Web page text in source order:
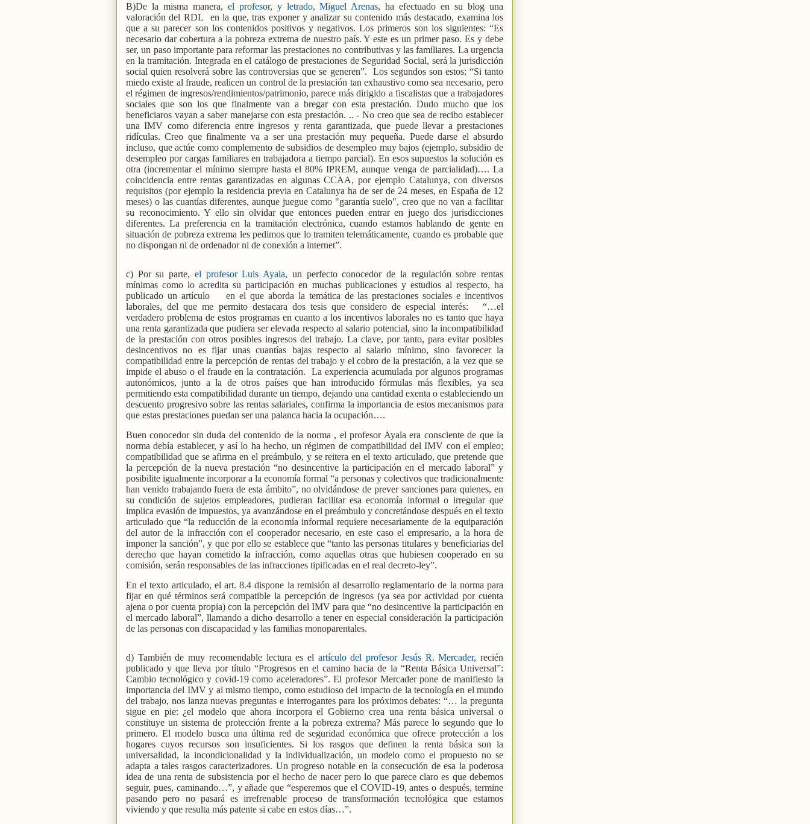
B)De la misma manera, el profesor, y letrado, Miguel Arenas, ha efectuado en su blog una
valoración del RDL
en la que, tras exponer y analizar su contenido más destacado, examina los
que a su parecer son los contenidos positivos y negativos. Los primeros son los siguientes: “Es
necesario dar cobertura a la pobreza extrema de nuestro país. Y este es un primer paso. Es y debe
ser, un paso importante para reformar las prestaciones no contributivas y las familiares. La urgencia
en la tramitación. Integrada en el catálogo de prestaciones de Seguridad Social, será la jurisdicción
social quien resolverá sobre las controversias que se generen”.
Los segundos son estos: “Si tanto
miedo existe al fraude, realicen un control de la prestación tan exhaustivo como sea necesario, pero
el régimen de ingresos/rendimientos/patrimonio, parece más dirigido a fiscalistas que a trabajadores
sociales que son los que finalmente van a bregar con esta prestación. Dudo mucho que los
beneficiaros vayan a saber manejarse con esta prestación. .. - No creo que sea de recibo establecer
una IMV como diferencia entre ingresos y renta garantizada, que puede llevar a prestaciones
ridículas. Creo que finalmente va a ser una prestación muy pequeña. Puede darse el absurdo
incluso, que actúe como complemento de subsidios de desempleo muy bajos (ejemplo, subsidio de
desempleo por cargas familiares en trabajadora a tiempo parcial). En esos supuestos la solución es
otra (incrementar el mínimo siempre hasta el 80% IPREM, aunque venga de parcialidad)…. La
coincidencia entre rentas garantizadas en algunas CCAA, por ejemplo Catalunya, con diversos
requisitos (por ejemplo la residencia previa en Catalunya ha de ser de 24 meses, en España de 12
meses) o las cuantías diferentes, aunque juegue como "garantía suelo", creo que no van a facilitar
su reconocimiento. Y ello sin olvidar que entonces pueden entrar en juego dos jurisdicciones
diferentes. La preferencia en la tramitación electrónica, cuando estamos hablando de gente en
situación de pobreza extrema les pedimos que lo tramiten telemáticamente, cuando es probable que
no dispongan ni de ordenador ni de conexión a internet”.
c) Por su parte, el profesor Luis Ayala, un perfecto conocedor de la regulación sobre rentas
mínimas como lo acredita su participación en muchas publicaciones y estudios al respecto, ha
publicado un artículo
en el que aborda la temática de las prestaciones sociales e incentivos
laborales, del que me permito destacara dos tesis que considero de especial interés:
“…el
verdadero problema de estos programas en cuanto a los incentivos laborales no es tanto que haya
una renta garantizada que pudiera ser elevada respecto al salario potencial, sino la incompatibilidad
de la prestación con otros posibles ingresos del trabajo. La clave, por tanto, para evitar posibles
desincentivos no es fijar unas cuantías bajas respecto al salario mínimo, sino favorecer la
compatibilidad entre la percepción de rentas del trabajo y el cobro de la prestación, a la vez que se
impide el abuso o el fraude en la contratación.
La experiencia acumulada por algunos programas
autonómicos, junto a la de otros países que han introducido fórmulas más flexibles, ya sea
permitiendo esta compatibilidad durante un tiempo, dejando una cantidad exenta o estableciendo un
descuento progresivo sobre las rentas salariales, confirma la importancia de estos mecanismos para
que estas prestaciones puedan ser una palanca hacia la ocupación….
Buen conocedor sin duda del contenido de la norma , el profesor Ayala era consciente de que la
norma debía establecer, y así lo ha hecho, un régimen de compatibilidad del IMV con el empleo;
compatibilidad que se afirma en el preámbulo, y se reitera en el texto articulado, que pretende que
la percepción de la nueva prestación “no desincentive la participación en el mercado laboral” y
posibilite igualmente incorporar a la economía formal “a personas y colectivos que tradicionalmente
han venido trabajando fuera de esta ámbito”, no olvidándose de prever sanciones para quienes, en
su condición de sujetos empleadores, pudieran facilitar esa economía informal o irregular que
implica evasión de impuestos, ya avanzándose en el preámbulo y concretándose después en el texto
articulado que “la reducción de la economía informal requiere necesariamente de la equiparación
del autor de la infracción con el cooperador necesario, en este caso el empresario, a la hora de
imponer la sanción”, y que por ello se establece que “tanto las personas titulares y beneficiarias del
derecho que hayan cometido la infracción, como aquellas otras que hubiesen cooperado en su
comisión, serán responsables de las infracciones tipificadas en el real decreto-ley”.
En el texto articulado, el art. 8.4 dispone la remisión al desarrollo reglamentario de la norma para
fijar en qué términos será compatible la percepción de ingresos (ya sea por actividad por cuenta
ajena o por cuenta propia) con la percepción del IMV para que “no desincentive la participación en
el mercado laboral”, llamando a dicho desarrollo a tener en especial consideración la participación
de las personas con discapacidad y las familias monoparentales.
d) También de muy recomendable lectura es el artículo del profesor Jesús R. Mercader, recién
publicado y que lleva por título “Progresos en el camino hacia de la “Renta Básica Universal”:
Cambio tecnológico y covid-19 como aceleradores”. El profesor Mercader pone de manifiesto la
importancia del IMV y al mismo tiempo, como estudioso del impacto de la tecnología en el mundo
del trabajo, nos lanza nuevas preguntas e interrogantes para los próximos debates: “… la pregunta
sigue en pie: ¿el modelo que ahora incorpora el Gobierno crea una renta básica universal o
constituye un sistema de protección frente a la pobreza extrema? Más parece lo segundo que lo
primero. El modelo busca una última red de seguridad económica que ofrece protección a los
hogares cuyos recursos son insuficientes. Si los rasgos que definen la renta básica son la
universalidad, la incondicionalidad y la individualización, un modelo como el propuesto no se
adapta a tales rasgos caracterizadores. Un progreso notable en la consecución de esa la poderosa
idea de una renta de subsistencia por el hecho de nacer pero lo que parece claro es que debemos
seguir, pues, caminando…”, y añade que “esperemos que el COVID-19, antes o después, termine
pasando pero no pasará es irrefrenable proceso de transformación tecnológica que estamos
viviendo y que resulta más patente si cabe en estos días…”.